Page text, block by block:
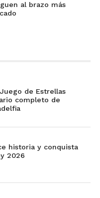
al brazo más
de Estrellas
completo de
historia y conquista
2026